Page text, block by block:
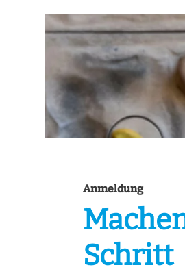
Anmeldung
Schritt